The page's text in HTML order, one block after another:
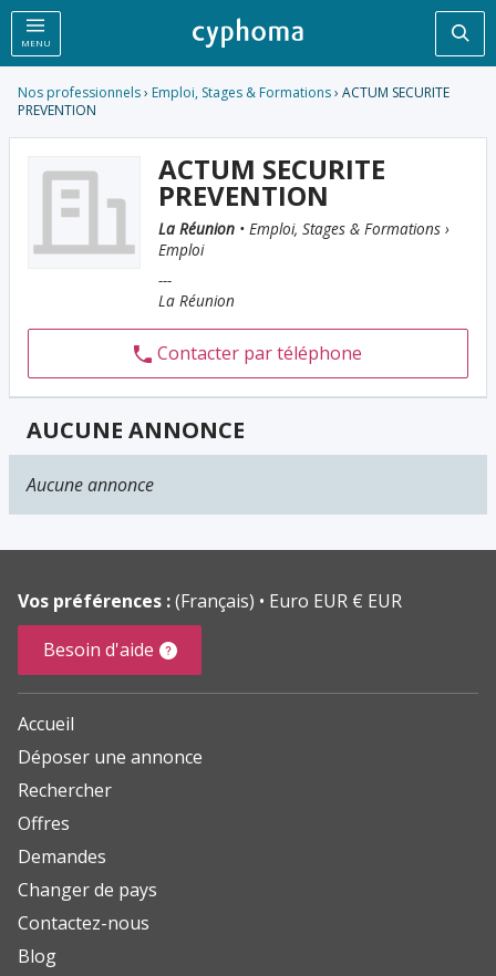
MENU
Nos professionnels› Emploi, Stages & Formations› ACTUM SECURITE
PREVENTION
ACTUM SECURITE
PREVENTION
La Réunion • Emploi, Stages & Formations ›
Emploi
---
La Réunion
Contacter par téléphone
AUCUNE ANNONCE
Aucune annonce
Vos préférences :(Français)
Euro EUR € EUR
Besoin d'aide
Accueil
Déposer une annonce
Rechercher
Offres
Demandes
Changer de pays
Contactez-nous
Blog